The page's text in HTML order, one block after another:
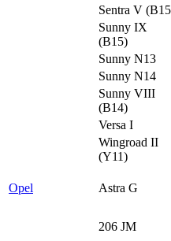
Sentra V
Sunny IX
(B15)
Sunny N13
Sunny N14
Sunny VIII
(B14)
Versa I
Wingroad II
(Y11)
Opel Astra G
206 JM